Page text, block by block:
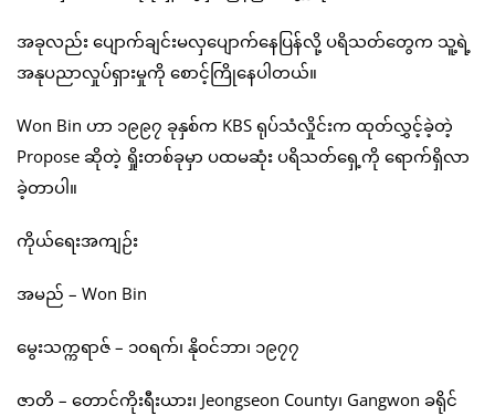
အခုလည်း ပျောက်ချင်းမလှပျောက်နေပြန်လို့ ပရိသတ်တွေက သူ့ရဲ့
အနုပညာလှုပ်ရှားမှုကို စောင့်ကြိုနေပါတယ်။
Won Bin ဟာ ၁၉၉၇ ခုနှစ်က KBS ရုပ်သံလှိုင်းက ထုတ်လွှင့်ခဲ့တဲ့
Propose ဆိုတဲ့ ရှိုးတစ်ခုမှာ ပထမဆုံး ပရိသတ်ရှေ့ကို ရောက်ရှိလာ
ခဲ့တာပါ။
ကိုယ်ရေးအကျဉ်း
အမည် – Won Bin
မွေးသက္ကရာဇ် – ၁၀ရက်၊ နိုဝင်ဘာ၊ ၁၉၇၇
ဇာတိ – တောင်ကိုးရီးယား၊ Jeongseon County၊ Gangwon ခရိုင်